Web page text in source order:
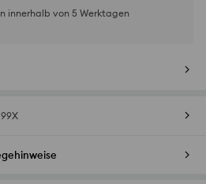
innerhalb von 5 Werktagen